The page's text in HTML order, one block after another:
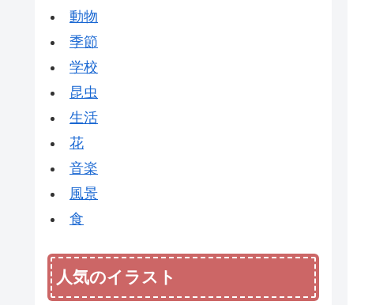
動物
季節
学校
昆虫
生活
花
音楽
風景
食
人気のイラスト